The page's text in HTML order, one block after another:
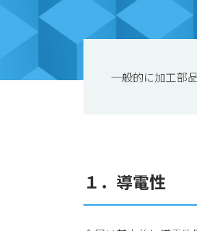
一般的に加工部
１．導電性